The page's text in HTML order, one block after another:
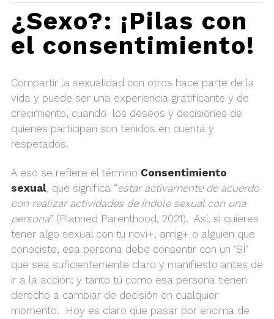
¿Sexo?: ¡Pilas con
el consentimiento!
Compartir la sexualidad con otros hace parte de la
vida y puede ser una experiencia gratificante y de
crecimiento, cuando los deseos y decisiones de
quienes participan son tenidos en cuenta y
respetados.
A eso se refiere el término Consentimiento
sexual, que significa “estar activamente de acuerdo
con realizar actividades de índole sexual con una
persona” (Planned Parenthood, 2021). Así, si quieres
tener algo sexual con tu novi+, amig+ o alguien que
conociste, esa persona debe consentir con un ‘SÍ’
que sea suficientemente claro y manifiesto antes de
ir a la acción; y tanto tú como esa persona tienen
derecho a cambiar de decisión en cualquier
momento. Hoy es claro que pasar por encima de